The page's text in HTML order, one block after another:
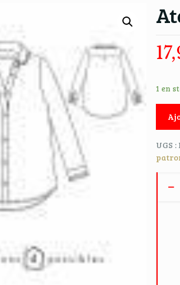
1 en
UGS :